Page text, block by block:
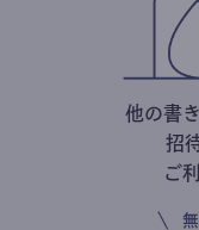
他の書
招
ご